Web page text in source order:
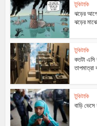
টুকিটাকি
ঝড়ের
ঝড়ের
টুকিটাকি
কতটা এসি
তাপমাত্রা
টুকিটাকি
বাড়ি